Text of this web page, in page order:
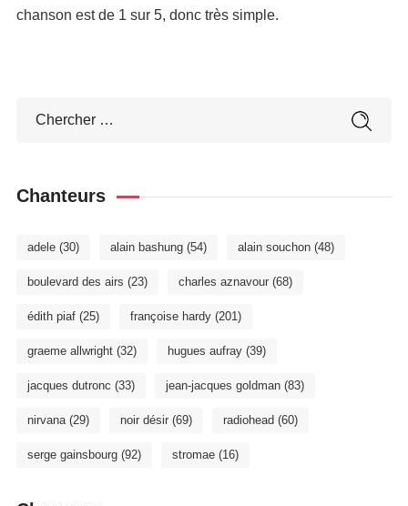
chanson est de 1 sur 5, donc très simple.
Chanteurs
adele(30) alain bashung(54) alain souchon(48)
boulevard des airs (23) charles aznavour(68)
édith piaf(25) françoise hardy(201)
graeme allwright(32) hugues aufray(39)
jacques dutronc (33) jean-jacques goldman(83)
nirvana(29) noir désir(69) radiohead (60)
serge gainsbourg(92) stromae(16)